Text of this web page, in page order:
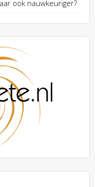
ook nauwkeuriger?